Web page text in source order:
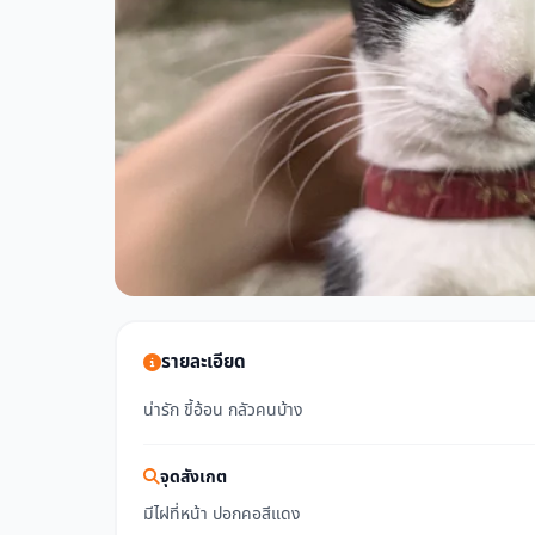
รายละเอียด
น่ารัก ขี้อ้อน กลัวคนบ้าง
จุดสังเกต
มีไฝที่หน้า ปอกคอสีแดง